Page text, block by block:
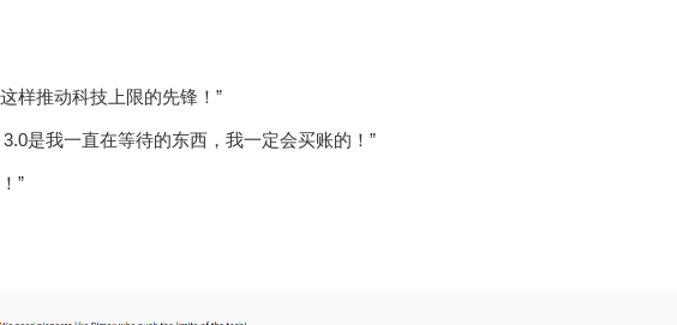
样推动科技上限的先锋！”
是我一直在等待的东西，我一定会买账的！”
”